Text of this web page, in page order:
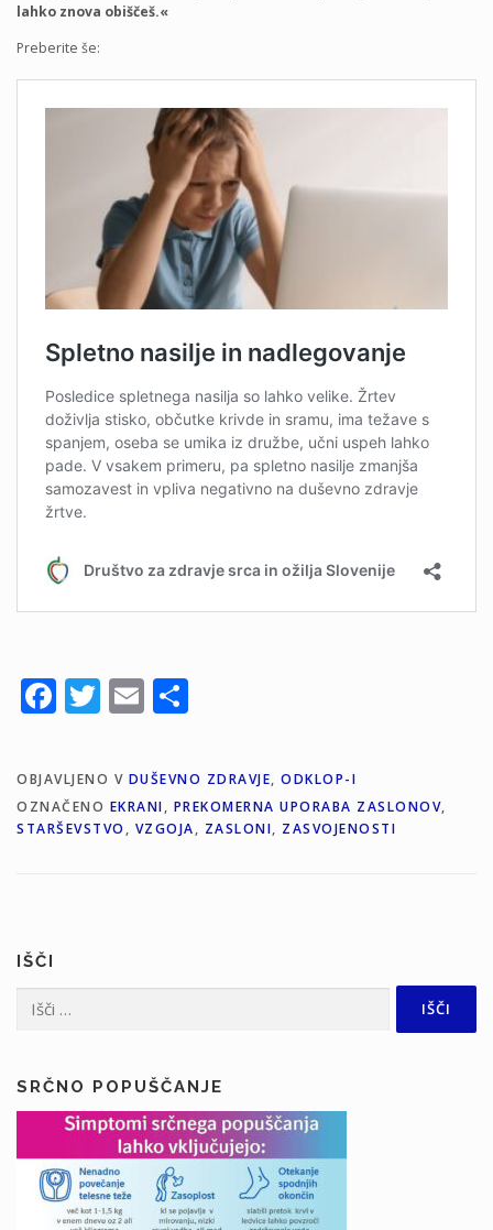
lahko znova obiščeš.«
Preberite še:
Facebook
Twitter
Email
OBJAVLJENO V DUŠEVNO ZDRAVJE, ODKLOP-I
OZNAČENO EKRANI, PREKOMERNA UPORABA ZASLONOV,
STARŠEVSTVO, VZGOJA, ZASLONI, ZASVOJENOSTI
IŠČI
SRČNO POPUŠČANJE